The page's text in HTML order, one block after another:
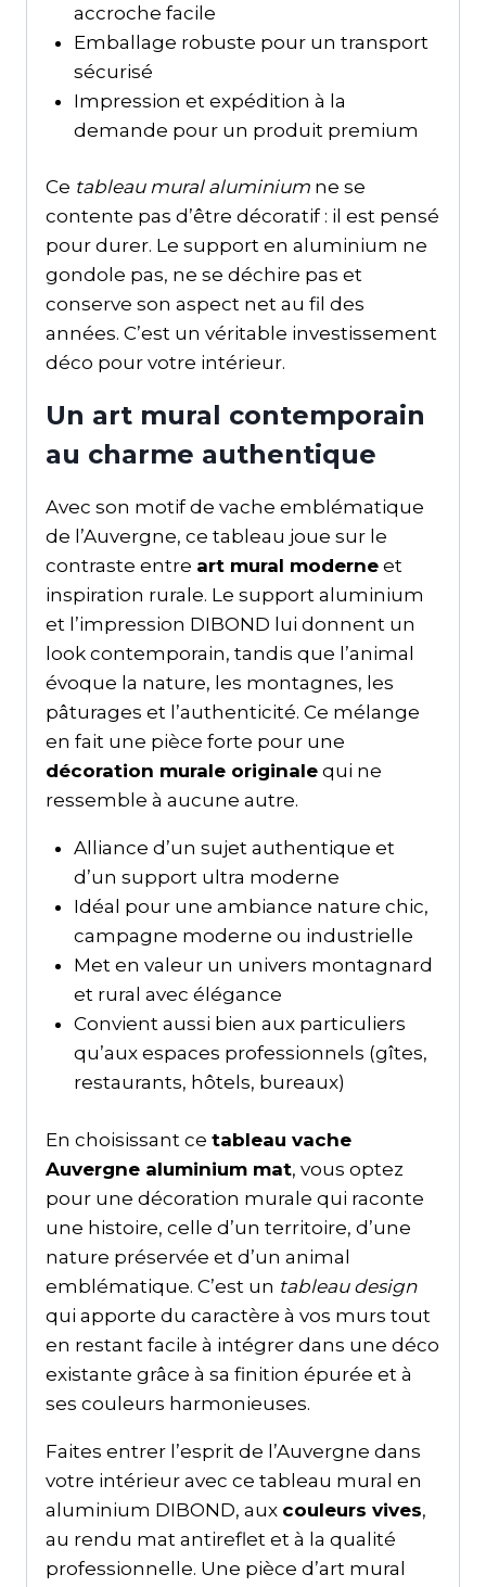
accroche facile
Emballage robuste pour un transport
sécurisé
Impression et expédition à la
demande pour un produit premium
Ce tableau mural aluminium ne se
contente pas d’être décoratif : il est pensé
pour durer. Le support en aluminium ne
gondole pas, ne se déchire pas et
conserve son aspect net au fil des
années. C’est un véritable investissement
déco pour votre intérieur.
Un art mural contemporain
au charme authentique
Avec son motif de vache emblématique
de l’Auvergne, ce tableau joue sur le
contraste entre art mural moderne et
inspiration rurale. Le support aluminium
et l’impression DIBOND lui donnent un
look contemporain, tandis que l’animal
évoque la nature, les montagnes, les
pâturages et l’authenticité. Ce mélange
en fait une pièce forte pour une
décoration murale originale qui ne
ressemble à aucune autre.
Alliance d’un sujet authentique et
d’un support ultra moderne
Idéal pour une ambiance nature chic,
campagne moderne ou industrielle
Met en valeur un univers montagnard
et rural avec élégance
Convient aussi bien aux particuliers
qu’aux espaces professionnels (gîtes,
restaurants, hôtels, bureaux)
En choisissant ce tableau vache
Auvergne aluminium mat, vous optez
pour une décoration murale qui raconte
une histoire, celle d’un territoire, d’une
nature préservée et d’un animal
emblématique. C’est un tableau design
qui apporte du caractère à vos murs tout
en restant facile à intégrer dans une déco
existante grâce à sa finition épurée et à
ses couleurs harmonieuses.
Faites entrer l’esprit de l’Auvergne dans
votre intérieur avec ce tableau mural en
aluminium DIBOND, aux couleurs vives,
au rendu mat antireflet et à la qualité
professionnelle. Une pièce d’art mural